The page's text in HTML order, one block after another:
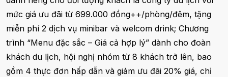
mức giá ưu đãi từ 699.000 đồng++/phòng/đêm, tặng
miễn phí 2 dịch vụ minibar và welcom drink; Chương
trình “Menu đặc sắc – Giá cả hợp lý” dành cho đoàn
khách du lịch, hội nghị nhóm từ 8 khách trở lên, bao
gồm 4 thực đơn hấp dẫn và giảm ưu đãi 20% giá, chỉ